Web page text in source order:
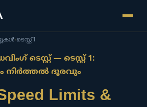
›ടെസ്റ്റ് 1
ടെസ്റ്റ് — ടെസ്റ്റ് 1:
നിർത്തൽ ദൂരവും
Limits &